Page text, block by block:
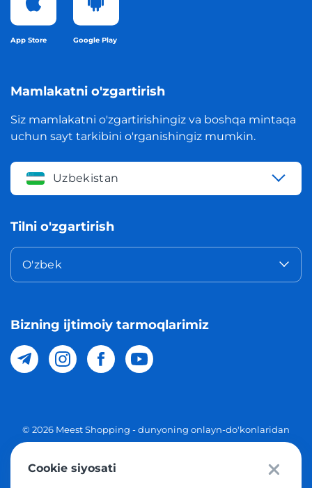
App Store Google Play
Mamlakatni o'zgartirish
Siz mamlakatni o'zgartirishingiz va boshqa mintaqa
uchun sayt tarkibini o'rganishingiz mumkin.
Uzbekistan
Tilni o'zgartirish
O'zbek
Bizning ijtimoiy tarmoqlarimiz
© 2026 Meest Shopping - dunyoning onlayn-do'konlaridan
Cookie siyosati